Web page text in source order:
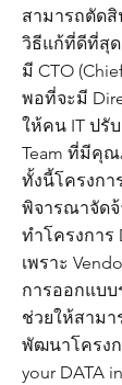
สามารถตัด
วิธีแก้ที่ดีที่สุด
มี CTO
พอที่จะมี
ให้คน IT ปรับ
Team ที่มีคุ
ทั้งนี้โครงกา
พิจารณาจัดจ้
ทำโครงการ
เพราะ
การออกแบ
ช่วยให้สามา
พัฒนาโครงก
your DATA